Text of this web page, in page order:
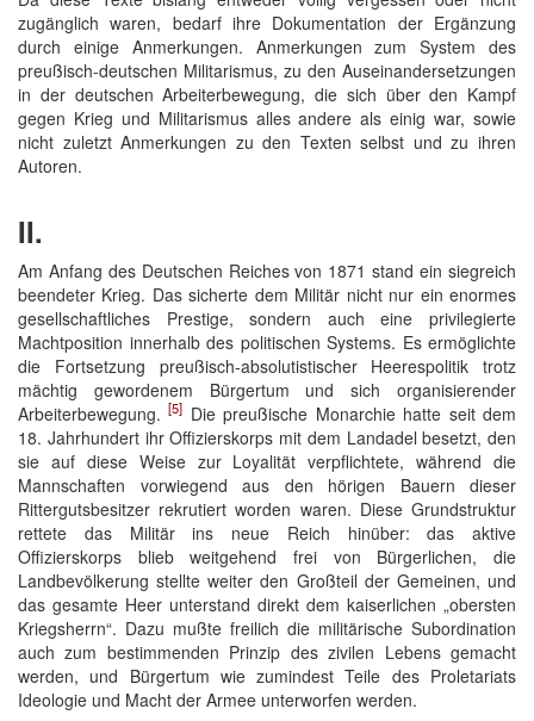
zugänglich waren, bedarf ihre Dokumentation der Ergänzung
durch einige Anmerkungen. Anmerkungen zum System des
preußisch-deutschen Militarismus, zu den Auseinandersetzungen
in der deutschen Arbeiterbewegung, die sich über den Kampf
gegen Krieg und Militarismus alles andere als einig war, sowie
nicht zuletzt Anmerkungen zu den Texten selbst und zu ihren
Autoren.
II.
Am Anfang des Deutschen Reiches von 1871 stand ein siegreich
beendeter Krieg. Das sicherte dem Militär nicht nur ein enormes
gesellschaftliches Prestige, sondern auch eine privilegierte
Machtposition innerhalb des politischen Systems. Es ermöglichte
die Fortsetzung preußisch-absolutistischer Heerespolitik trotz
mächtig gewordenem Bürgertum und sich organisierender
Arbeiterbewegung.[5] Die preußische Monarchie hatte seit dem
18. Jahrhundert ihr Offizierskorps mit dem Landadel besetzt, den
sie auf diese Weise zur Loyalität verpflichtete, während die
Mannschaften vorwiegend aus den hörigen Bauern dieser
Rittergutsbesitzer rekrutiert worden waren. Diese Grundstruktur
rettete das Militär ins neue Reich hinüber: das aktive
Offizierskorps blieb weitgehend frei von Bürgerlichen, die
Landbevölkerung stellte weiter den Großteil der Gemeinen, und
das gesamte Heer unterstand direkt dem kaiserlichen „obersten
Kriegsherrn“. Dazu mußte freilich die militärische Subordination
auch zum bestimmenden Prinzip des zivilen Lebens gemacht
werden, und Bürgertum wie zumindest Teile des Proletariats
Ideologie und Macht der Armee unterworfen werden.